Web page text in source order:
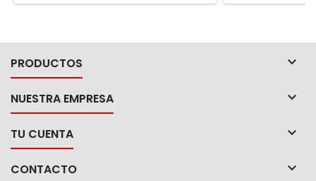
PRODUCTOS 
NUESTRA EMPRESA 
TU CUENTA 
CONTACTO 